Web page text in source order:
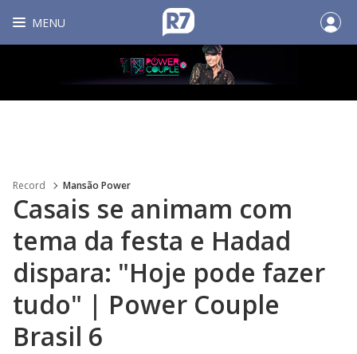
MENU
Record Mansão Power
Casais se animam com
tema da festa e Hadad
dispara: "Hoje pode fazer
tudo" | Power Couple
Brasil 6